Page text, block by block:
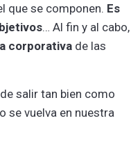
que se componen. Es
… Al fin y al cabo,
corporativa de las
salir tan bien como
se vuelva en nuestra